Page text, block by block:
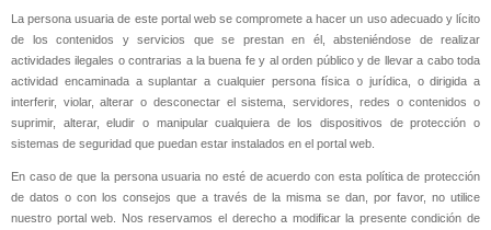
La persona usuaria de este portal web se compromete a hacer un uso adecuado y lícito
de los contenidos y servicios que se prestan en él, absteniéndose de realizar
actividades ilegales o contrarias a la buena fe y al orden público y de llevar a cabo toda
actividad encaminada a suplantar a cualquier persona física o jurídica, o dirigida a
interferir, violar, alterar o desconectar el sistema, servidores, redes o contenidos o
suprimir, alterar, eludir o manipular cualquiera de los dispositivos de protección o
sistemas de seguridad que puedan estar instalados en el portal web.
En caso de que la persona usuaria no esté de acuerdo con esta política de protección
de datos o con los consejos que a través de la misma se dan, por favor, no utilice
nuestro portal web. Nos reservamos el derecho a modificar la presente condición de